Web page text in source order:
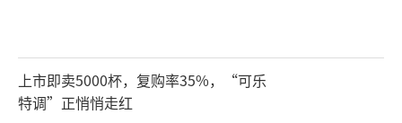
上市即卖5000杯，复购率35%，“可乐
特调”正悄悄走红